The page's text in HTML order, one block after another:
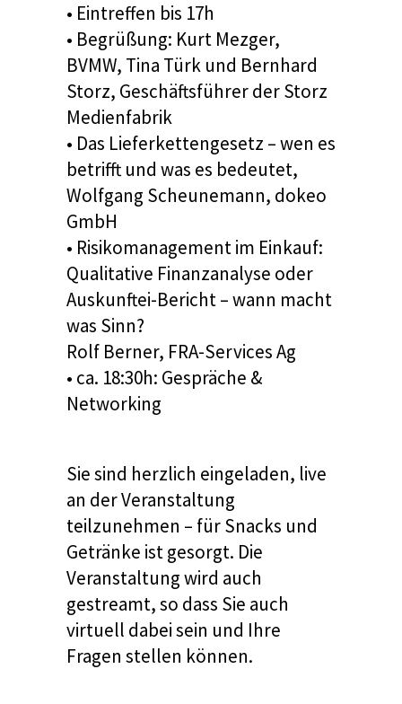
• Eintreffen bis 17h
• Begrüßung: Kurt Mezger,
BVMW, Tina Türk und Bernhard
Storz, Geschäftsführer der Storz
Medienfabrik
• Das Lieferkettengesetz – wen es
betrifft und was es bedeutet,
Wolfgang Scheunemann, dokeo
GmbH
• Risikomanagement im Einkauf:
Qualitative Finanzanalyse oder
Auskunftei-Bericht – wann macht
was Sinn?
Rolf Berner, FRA-Services Ag
• ca. 18:30h: Gespräche &
Networking
Sie sind herzlich eingeladen, live
an der Veranstaltung
teilzunehmen – für Snacks und
Getränke ist gesorgt. Die
Veranstaltung wird auch
gestreamt, so dass Sie auch
virtuell dabei sein und Ihre
Fragen stellen können.